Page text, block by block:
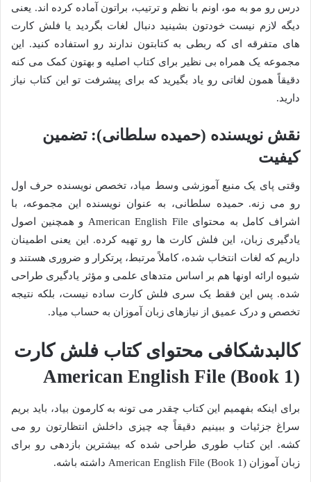
درس رو مو به مو، اونم با نظم و ترتیب، براتون آماده کرده اند. یعنی
دیگه لازم نیست خودتون بشینید دنبال لغات بگردید یا فلش کارت
های متفرقه ای که ربطی به کتابتون ندارند رو استفاده کنید. این
مجموعه یک همراه بی نظیر برای کتاب اصلیه و بهتون کمک می کنه
دقیقاً همون لغاتی رو یاد بگیرید که برای پیشرفت تو این کتاب نیاز
دارید.
نقش نویسنده (حمیده سلطانی): تضمین
کیفیت
وقتی پای یک منبع آموزشی وسط میاد، تخصص نویسنده حرف اول
رو می زنه. حمیده سلطانی، به عنوان نویسنده این مجموعه، با
اشراف کامل به محتوای American English File و همچنین اصول
یادگیری زبان، این فلش کارت ها رو تهیه کرده. این یعنی اطمینان
داریم که لغات انتخاب شده، کاملاً مرتبط، پرتکرار و ضروری هستند و
شیوه ارائه اونها هم بر اساس متدهای علمی و مؤثر یادگیری طراحی
شده. پس این فقط یک سری فلش کارت ساده نیست، بلکه نتیجه
تخصص و درک عمیق از نیازهای زبان آموزان به حساب میاد.
کالبدشکافی محتوای کتاب فلش کارت
American English File (Book 1)
برای اینکه بفهمیم این کتاب چقدر می تونه به کارمون بیاد، باید بریم
سراغ جزئیات و ببینیم دقیقاً چه چیزی داخلش انتظارتون رو می
کشه. این کتاب طوری طراحی شده که بیشترین بازدهی رو برای
زبان آموزان American English File (Book 1) داشته باشه.